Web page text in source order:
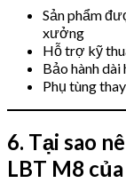
Sản phẩm
xưởng
Hỗ trợ kỹ
Bảo hành dài
Phụ tùng
6. Tại sao
LBT M8